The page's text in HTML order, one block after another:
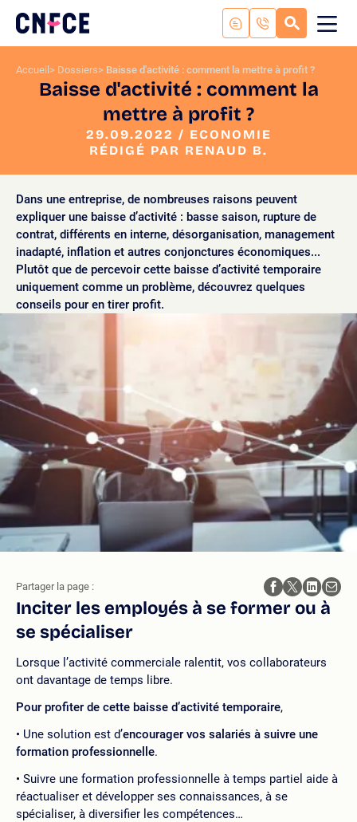
contenu
Logo
site
Accueil Dossiers Baisse d'activité : comment la mettre à profit ?
Baisse d'activité : comment la
mettre à profit ?
29.09.2022 / ECONOMIE
RÉDIGÉ PAR RENAUD B.
Dans une entreprise, de nombreuses raisons peuvent
expliquer une baisse d’activité : basse saison, rupture de
contrat, différents en interne, désorganisation, management
inadapté, inflation et autres conjonctures économiques...
Plutôt que de percevoir cette baisse d’activité temporaire
uniquement comme un problème, découvrez quelques
conseils pour en tirer profit.
Inciter les employés à se former ou à
se spécialiser
Lorsque l’activité commerciale ralentit, vos collaborateurs
ont davantage de temps libre.
Pour profiter de cette baisse d’activité temporaire,
Une solution est d’encourager vos salariés à suivre une
formation professionnelle.
Suivre une formation professionnelle à temps partiel aide à
réactualiser et développer ses connaissances, à se
spécialiser, à diversifier les compétences…
Partager la page :